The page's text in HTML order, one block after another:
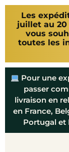
Les
juillet au 20
vous
toutes les
Pour une
passer
livraison en
en France,
Portugal et